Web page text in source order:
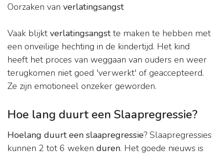
Oorzaken van verlatingsangst
Vaak blijktverlatingsangstte maken te hebben met
een onveilige hechting in de kindertijd. Het kind
heeft het proces van weggaan van ouders en weer
terugkomen niet goed 'verwerkt' of geaccepteerd.
Ze zijn emotioneel onzeker geworden.
Hoe lang duurt een Slaapregressie?
Hoelang duurt een slaapregressie? Slaapregressies
kunnen 2 tot 6 weken duren. Het goede nieuws is